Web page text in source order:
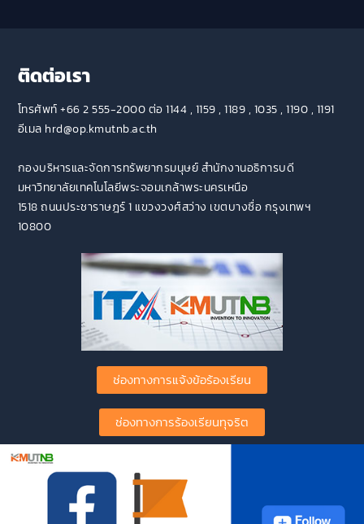
ติดต่อเรา
โทรศัพท์ +66 2 555-2000 ต่อ 1144 , 1159 , 1189 , 1035 , 1190 , 1191
อีเมล hrd@op.kmutnb.ac.th
กองบริหารและจัดการทรัพยากรมนุษย์ สำนักงานอธิการบดี
มหาวิทยาลัยเทคโนโลยีพระจอมเกล้าพระนครเหนือ
1518 ถนนประชาราษฎร์ 1 แขวงวงศ์สว่าง เขตบางซื่อ กรุงเทพฯ
10800
ช่องทางการแจ้งข้อร้องเรียน
ช่องทางการร้องเรียนทุจริต